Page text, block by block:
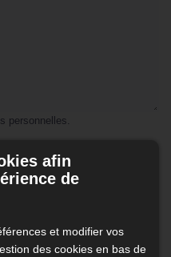
personnelles.
soient utilisées par
dans le cadre de
sont www.aplictoit.fr et
de vos données et
afin
de
et modifier vos
des cookies en bas de